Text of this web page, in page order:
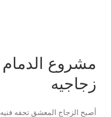
مشروع
زجاجيه
أصبح الزجاج المعشق تحفه